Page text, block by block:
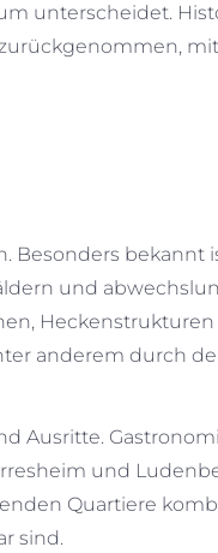
unterscheidet.
Besonders bekannt
und
anderem durch
Ausritte.
und
Quartiere
sind.